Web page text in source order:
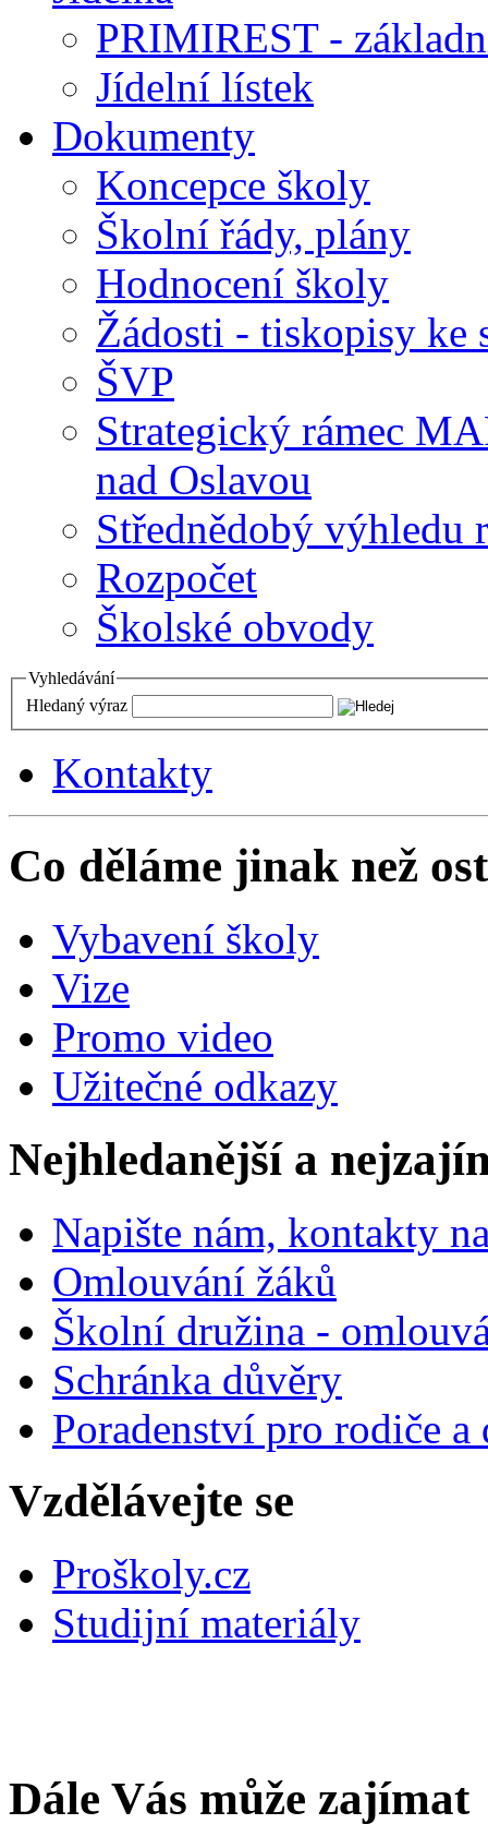
PRIMIREST -
Jídelní lístek
Dokumenty
Koncepce školy
Školní řády, plány
Hodnocení školy
Žádosti - tiskopisy ke
ŠVP
Strategický rámec
nad Oslavou
Střednědobý výhledu
Rozpočet
Školské obvody
Vyhledávání
Hledaný výraz
Kontakty
Co děláme jinak než
Vybavení školy
Vize
Promo video
Užitečné odkazy
Nejhledanější a
Napište nám, kontakty
Omlouvání žáků
Školní družina -
Schránka důvěry
Poradenství pro rodiče
Vzdělávejte se
Proškoly.cz
Studijní materiály
Dále Vás může zajímat